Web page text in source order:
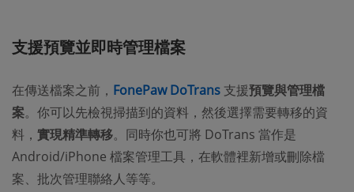
支援預覽並即時管理檔案
在傳送檔案之前， FonePaw DoTrans 支援預覽與管理檔
案。你可以先檢視掃描到的資料，然後選擇需要轉移的資
料， 實現精準轉移。同時你也可將 DoTrans 當作是
Android/iPhone 檔案管理工具，在軟體裡新增或刪除檔
案、批次管理聯絡人等等。